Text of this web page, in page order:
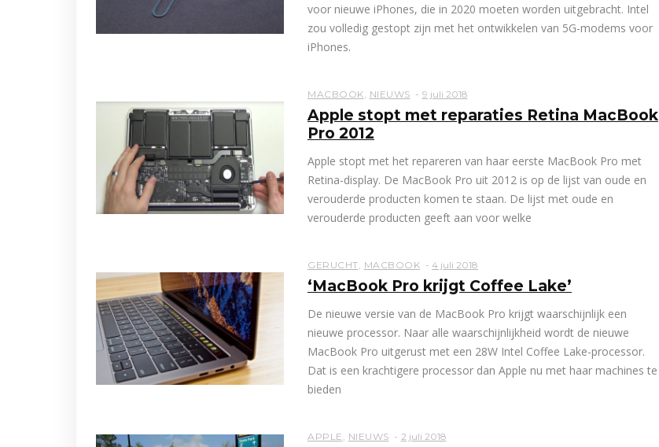
voor nieuwe iPhones, die in 2020 moeten worden uitgebracht. Intel
zou volledig gestopt zijn met het ontwikkelen van 5G-modems voor
iPhones.
MACBOOK NIEUWS 9 juli 2018
Apple stopt met reparaties Retina MacBook
Pro 2012
Apple stopt met het repareren van haar eerste MacBook Pro met
Retina-display. De MacBook Pro uit 2012 is op de lijst van oude en
verouderde producten komen te staan. De lijst met oude en
verouderde producten geeft aan voor welke
GERUCHT MACBOOK 4 juli 2018
‘MacBook Pro krijgt Coffee Lake’
De nieuwe versie van de MacBook Pro krijgt waarschijnlijk een
nieuwe processor. Naar alle waarschijnlijkheid wordt de nieuwe
MacBook Pro uitgerust met een 28W Intel Coffee Lake-processor.
Dat is een krachtigere processor dan Apple nu met haar machines te
bieden
APPLE NIEUWS 2 juli 2018